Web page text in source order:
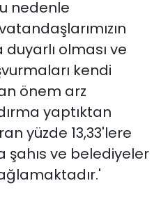
nedenle
olması ve
kendi
önem arz
yaptıktan
yüzde 13,33'lere
şahıs ve belediyeler